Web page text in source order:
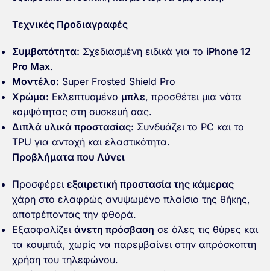
Τεχνικές Προδιαγραφές
Συμβατότητα: Σχεδιασμένη ειδικά για το iPhone 12
Pro Max.
Μοντέλο: Super Frosted Shield Pro
Χρώμα: Εκλεπτυσμένο μπλε, προσθέτει μια νότα
κομψότητας στη συσκευή σας.
Διπλά υλικά προστασίας: Συνδυάζει το PC και το
TPU για αντοχή και ελαστικότητα.
Προβλήματα που Λύνει
Προσφέρει εξαιρετική προστασία της κάμερας
χάρη στο ελαφρώς ανυψωμένο πλαίσιο της θήκης,
αποτρέποντας την φθορά.
Εξασφαλίζει άνετη πρόσβαση σε όλες τις θύρες και
τα κουμπιά, χωρίς να παρεμβαίνει στην απρόσκοπτη
χρήση του τηλεφώνου.